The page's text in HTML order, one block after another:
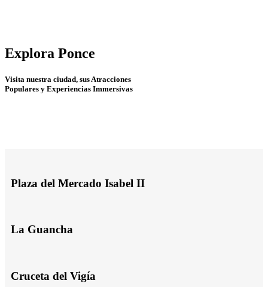
Explora Ponce
Visita nuestra ciudad, sus Atracciones
Populares y Experiencias Immersivas
Plaza del Mercado Isabel II
La Guancha
Cruceta del Vigía